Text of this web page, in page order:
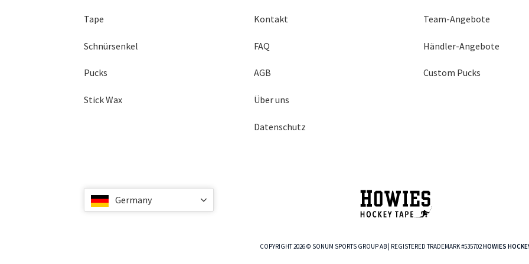
Tape
Schnürsenkel
Pucks
Stick Wax
Kontakt
FAQ
AGB
Über uns
Datenschutz
Team-Angebote
Händler-Angebote
Custom Pucks
Germany
COPYRIGHT 2026 © SONUM SPORTS GROUP AB | REGISTERED TRADEMARK #535702HOWIES